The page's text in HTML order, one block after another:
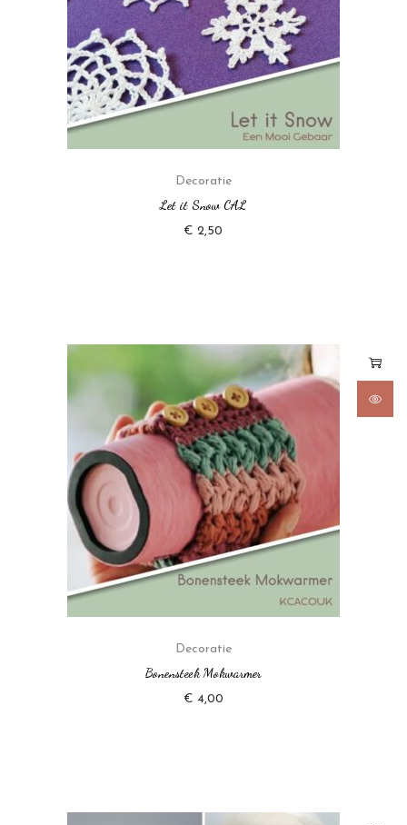
Decoratie
Let it Snow CAL
€ 2,50
Decoratie
Bonensteek Mokwarmer
€ 4,00